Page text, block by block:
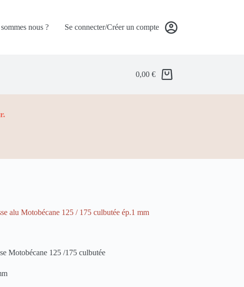
nous ? Se connecter/Créer un compte
0,00€
alu Motobécane 125 / 175 culbutée ép.1 mm
Motobécane 125 /175 culbutée